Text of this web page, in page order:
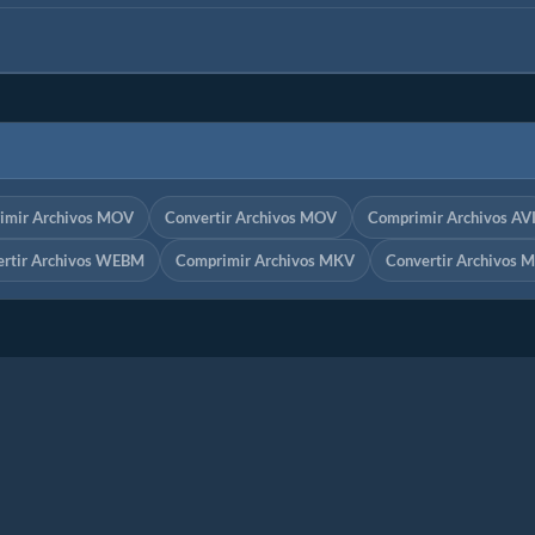
Archivos MOV Convertir Archivos MOV Comprimir Archivos AVI
Archivos WEBM Comprimir Archivos MKV Convertir Archivos